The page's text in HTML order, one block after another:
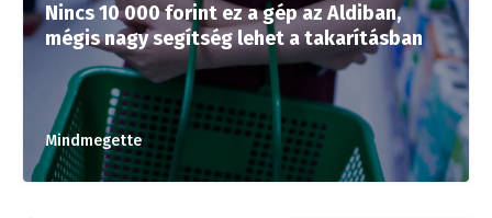
Nincs 10 000 forint ez a gép az Aldiban,
mégis nagy segítség lehet a takarításban
Mindmegette